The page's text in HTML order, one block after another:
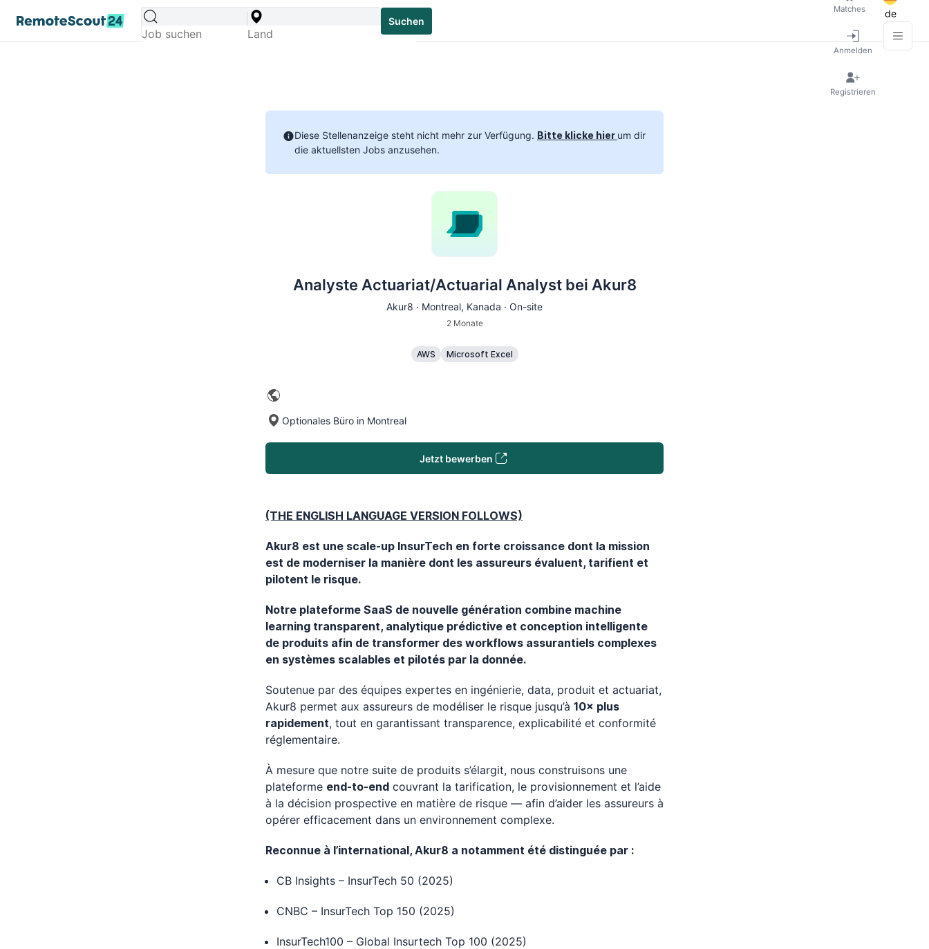
Suchen
Matches
Anmelden
Registrieren
de
Diese Stellenanzeige steht nicht mehr zur Verfügung. Bitte klicke hier um dir
die aktuellsten Jobs anzusehen.
Analyste Actuariat/Actuarial Analyst bei Akur8
Akur8 · Montreal, Kanada · On-site
2 Monate
AWS Microsoft Excel
Optionales Büro in Montreal
Jetzt bewerben
(THE ENGLISH LANGUAGE VERSION FOLLOWS)
Akur8 est une scale-up InsurTech en forte croissance dont la mission
est de moderniser la manière dont les assureurs évaluent, tarifient et
pilotent le risque.
Notre plateforme SaaS de nouvelle génération combine machine
learning transparent, analytique prédictive et conception intelligente
de produits afin de transformer des workflows assurantiels complexes
en systèmes scalables et pilotés par la donnée.
Soutenue par des équipes expertes en ingénierie, data, produit et actuariat,
Akur8 permet aux assureurs de modéliser le risque jusqu’à 10× plus
rapidement, tout en garantissant transparence, explicabilité et conformité
réglementaire.
À mesure que notre suite de produits s’élargit, nous construisons une
plateforme end-to-end couvrant la tarification, le provisionnement et l’aide
à la décision prospective en matière de risque — afin d’aider les assureurs à
opérer efficacement dans un environnement complexe.
Reconnue à l’international, Akur8 a notamment été distinguée par :
CB Insights – InsurTech 50 (2025)
CNBC – InsurTech Top 150 (2025)
InsurTech100 – Global Insurtech Top 100 (2025)